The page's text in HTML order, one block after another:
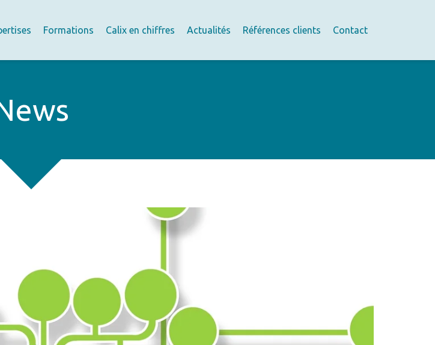
Formations Calix en chiffres Actualités Références clients Contact